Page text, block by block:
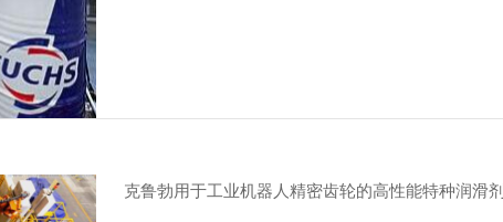
克鲁勃用于工业机器人精密齿轮的高性能特种润滑剂